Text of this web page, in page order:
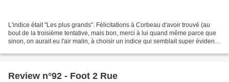
L'indice était "Les plus grands". Félicitations à Corbeau d'avoir trouvé (au
bout de la troisième tentative, mais bon, merci à lui quand même parce que
sinon, on aurait eu l'air malin, à choisir un indice qui semblait super évident
Review n°92 - Foot 2 Rue